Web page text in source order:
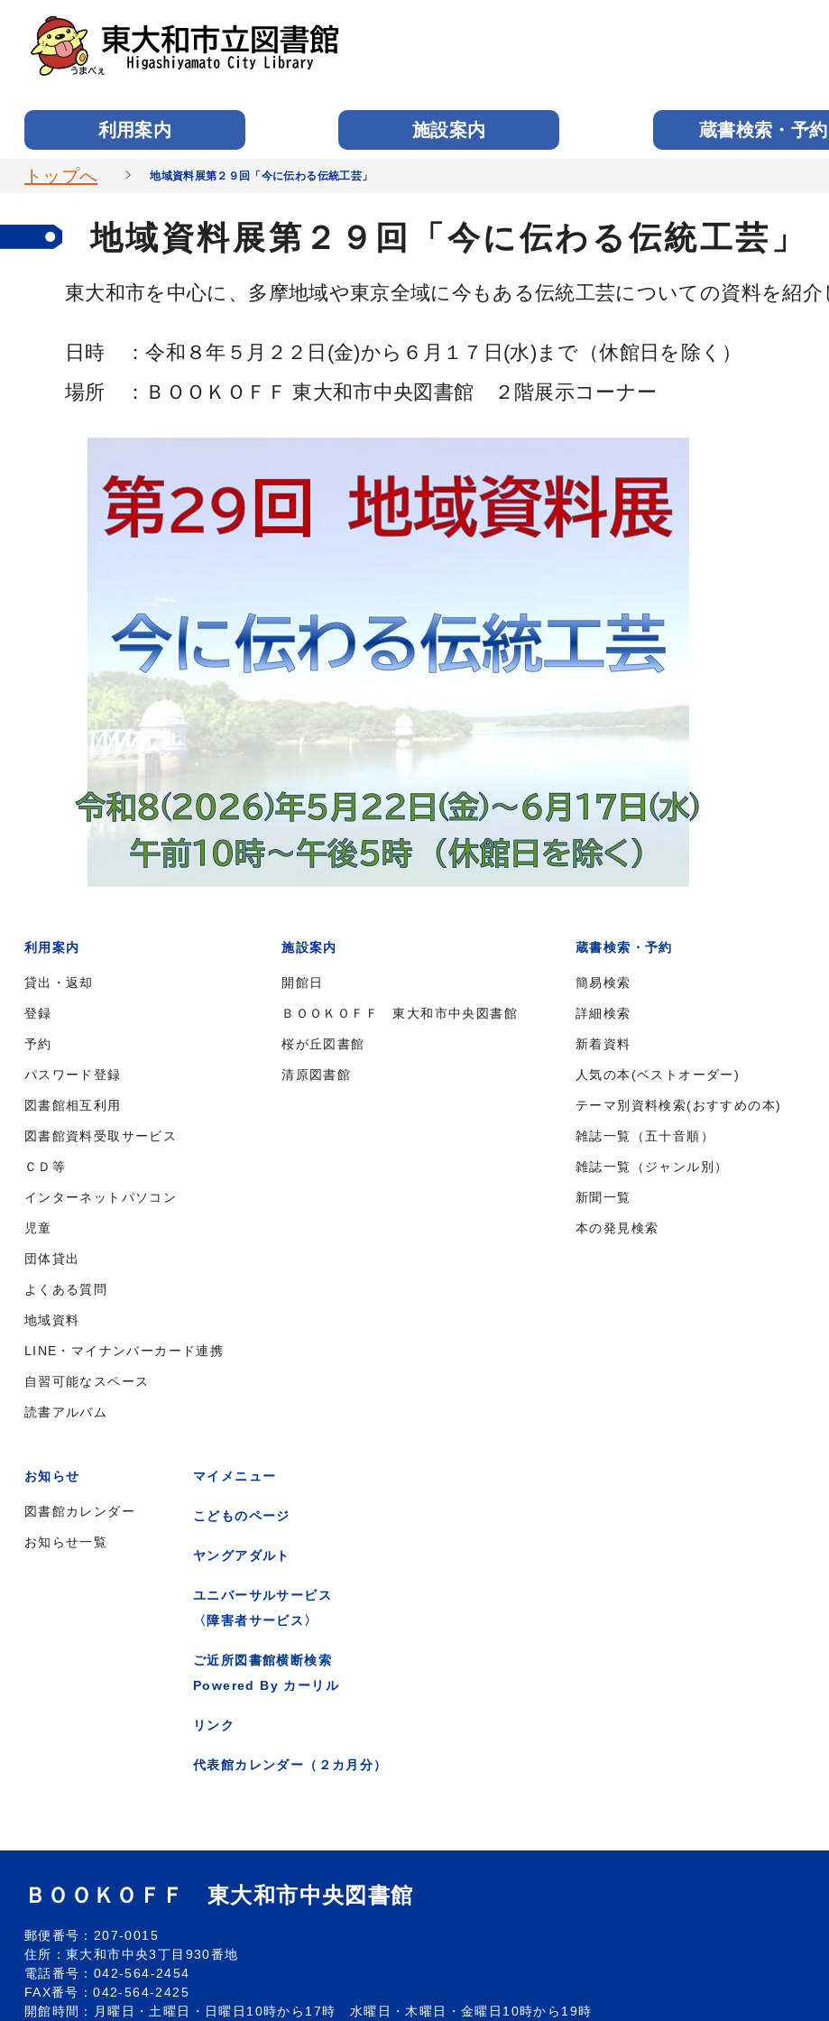
利用案内 施設案内 蔵書検索・予約
トップへ 地域資料展第２９回「今に伝わる伝統工芸」
地域資料展第２９回「今に伝わる伝統工芸」
東大和市を中心に、多摩地域や東京全域に今もある伝統工芸についての資料を紹介
日時 ：令和８年５月２２日(金)から６月１７日(水)まで（休館日を除く）
場所 ：ＢＯＯＫＯＦＦ 東大和市中央図書館 ２階展示コーナー
利用案内
貸出・返却
登録
予約
パスワード登録
図書館相互利用
図書館資料受取サービス
ＣＤ等
インターネットパソコン
児童
団体貸出
よくある質問
地域資料
LINE・マイナンバーカード連携
自習可能なスペース
読書アルバム
施設案内
開館日
ＢＯＯＫＯＦＦ 東大和市中央図書館
桜が丘図書館
清原図書館
蔵書検索・予約
簡易検索
詳細検索
新着資料
人気の本(ベストオーダー)
テーマ別資料検索(おすすめの本)
雑誌一覧（五十音順）
雑誌一覧（ジャンル別）
新聞一覧
本の発見検索
お知らせ
図書館カレンダー
お知らせ一覧
マイメニュー
こどものページ
ヤングアダルト
ユニバーサルサービス
〈障害者サービス〉
ご近所図書館横断検索
Powered By カーリル
リンク
代表館カレンダー（２カ月分）
ＢＯＯＫＯＦＦ 東大和市中央図書館
郵便番号：207-0015
住所：東大和市中央3丁目930番地
電話番号：042-564-2454
FAX番号：042-564-2425
開館時間：月曜日・土曜日・日曜日10時から17時 水曜日・木曜日・金曜日10時から19時